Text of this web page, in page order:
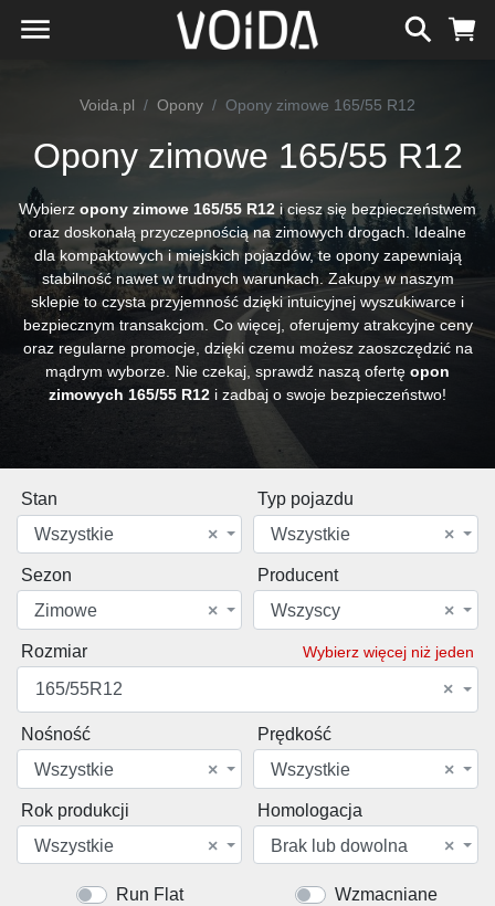
Voida.pl Opony Opony zimowe 165/55 R12
Opony zimowe 165/55 R12
Wybierz opony zimowe 165/55 R12 i ciesz się bezpieczeństwem
oraz doskonałą przyczepnością na zimowych drogach. Idealne
dla kompaktowych i miejskich pojazdów, te opony zapewniają
stabilność nawet w trudnych warunkach. Zakupy w naszym
sklepie to czysta przyjemność dzięki intuicyjnej wyszukiwarce i
bezpiecznym transakcjom. Co więcej, oferujemy atrakcyjne ceny
oraz regularne promocje, dzięki czemu możesz zaoszczędzić na
mądrym wyborze. Nie czekaj, sprawdź naszą ofertę opon
zimowych 165/55 R12 i zadbaj o swoje bezpieczeństwo!
Stan
×
Wszystkie
Typ pojazdu
×
Wszystkie
Sezon
×
Zimowe
Producent
×
Wszyscy
Rozmiar Wybierz więcej niż jeden
×
165/55R12
Nośność
×
Wszystkie
Prędkość
×
Wszystkie
Rok produkcji
×
Wszystkie
Homologacja
×
Brak lub dowolna
Run Flat Wzmacniane